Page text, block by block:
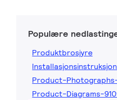
Populære
Produktbrosjyre
Product-
Product-Diagrams-